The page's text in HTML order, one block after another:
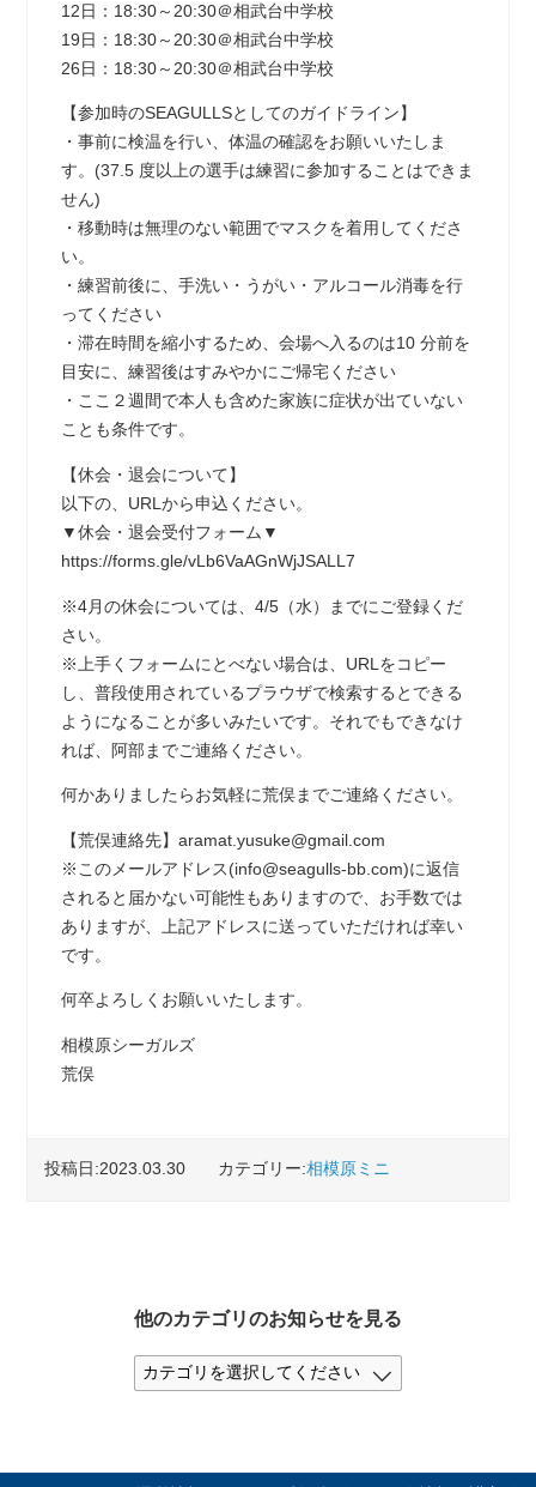
12日：18:30～20:30＠相武台中学校
19日：18:30～20:30＠相武台中学校
26日：18:30～20:30＠相武台中学校
【参加時のSEAGULLSとしてのガイドライン】
・事前に検温を行い、体温の確認をお願いいたしま
す。(37.5 度以上の選手は練習に参加することはできま
せん)
・移動時は無理のない範囲でマスクを着用してくださ
い。
・練習前後に、手洗い・うがい・アルコール消毒を行
ってください
・滞在時間を縮小するため、会場へ入るのは10 分前を
目安に、練習後はすみやかにご帰宅ください
・ここ２週間で本人も含めた家族に症状が出ていない
ことも条件です。
【休会・退会について】
以下の、URLから申込ください。
▼休会・退会受付フォーム▼
https://forms.gle/vLb6VaAGnWjJSALL7
※4月の休会については、4/5（水）までにご登録くだ
さい。
※上手くフォームにとべない場合は、URLをコピー
し、普段使用されているプラウザで検索するとできる
ようになることが多いみたいです。それでもできなけ
れば、阿部までご連絡ください。
何かありましたらお気軽に荒俣までご連絡ください。
【荒俣連絡先】aramat.yusuke@gmail.com
※このメールアドレス(info@seagulls-bb.com)に返信
されると届かない可能性もありますので、お手数では
ありますが、上記アドレスに送っていただければ幸い
です。
何卒よろしくお願いいたします。
相模原シーガルズ
荒俣
投稿日:2023.03.30 カテゴリー:相模原ミニ
他のカテゴリのお知らせを見る